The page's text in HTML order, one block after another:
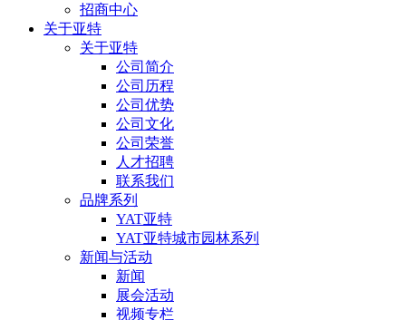
招商中心
关于亚特
关于亚特
公司简介
公司历程
公司优势
公司文化
公司荣誉
人才招聘
联系我们
品牌系列
YAT亚特
YAT亚特城市园林系列
新闻与活动
新闻
展会活动
视频专栏